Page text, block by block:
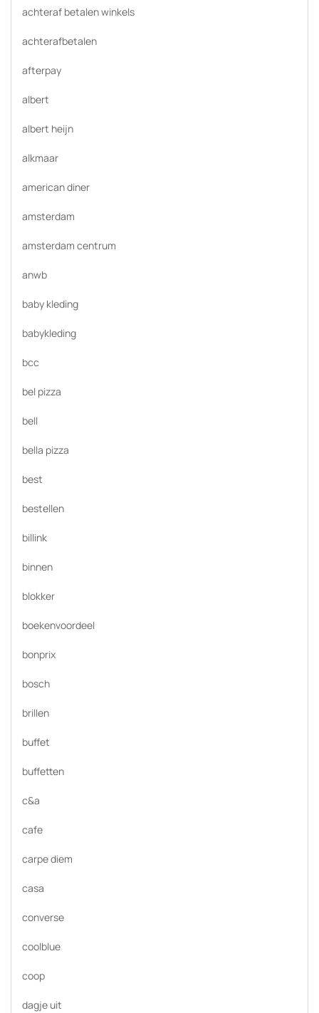
achteraf betalen winkels
achterafbetalen
afterpay
albert
albert heijn
alkmaar
american diner
amsterdam
amsterdam centrum
anwb
baby kleding
babykleding
bcc
bel pizza
bell
bella pizza
best
bestellen
billink
binnen
blokker
boekenvoordeel
bonprix
bosch
brillen
buffet
buffetten
c&a
cafe
carpe diem
casa
converse
coolblue
coop
dagje uit